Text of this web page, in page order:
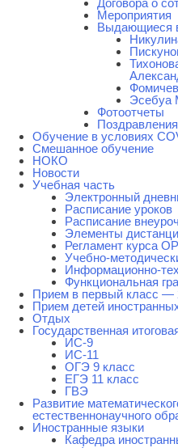
Мероприятия
Выдающиеся
Эсебуа
Фотоотчеты
Поздравления
Обучение в условиях
Смешанное обучение
НОКО
Новости
Учебная часть
Электронный
Расписание уроков
Расписание
Элементы
Регламент курса
Учебно-
Информационно-
Функциональная
Прием в первый класс —
Прием детей
Отдых
Государственная
ИС-9
ИС-11
ОГЭ 9 класс
ЕГЭ 11 класс
ГВЭ
Развитие
естественнонаучного
Иностранные языки
Кафедра